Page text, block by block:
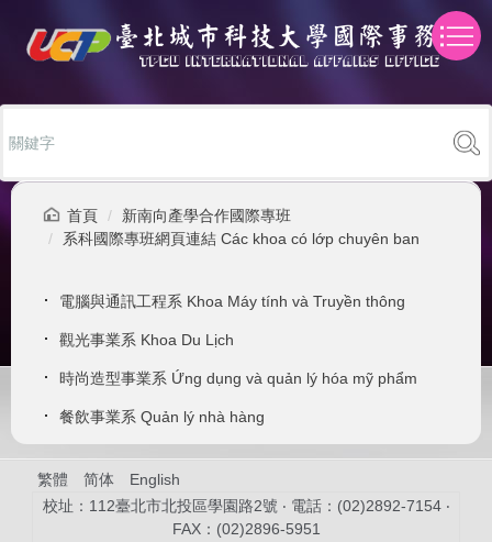
內
區
首頁
新南向產學合作國際專班
系科國際專班網頁連結 Các khoa có lớp chuyên ban
電腦與通訊工程系 Khoa Máy tính và Truyền thông
觀光事業系 Khoa Du Lịch
時尚造型事業系 Ứng dụng và quản lý hóa mỹ phẩm
餐飲事業系 Quản lý nhà hàng
繁體 简体
English
校址：112臺北市北投區學園路2號 ‧ 電話：(02)2892-7154 ‧
FAX：(02)2896-5951